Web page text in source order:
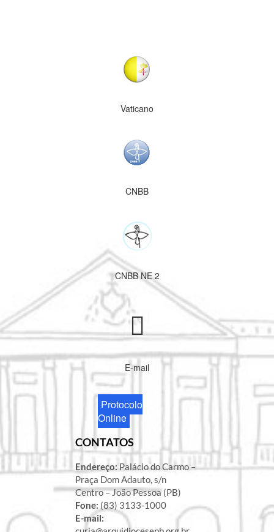
Vaticano
CNBB
CNBB NE 2
E-mail
Protocolo
Online
CONTATOS
Endereço:Palácio do Carmo –
Praça Dom Adauto, s/n
Centro – João Pessoa (PB)
Fone: (83) 3133-1000
E-mail: